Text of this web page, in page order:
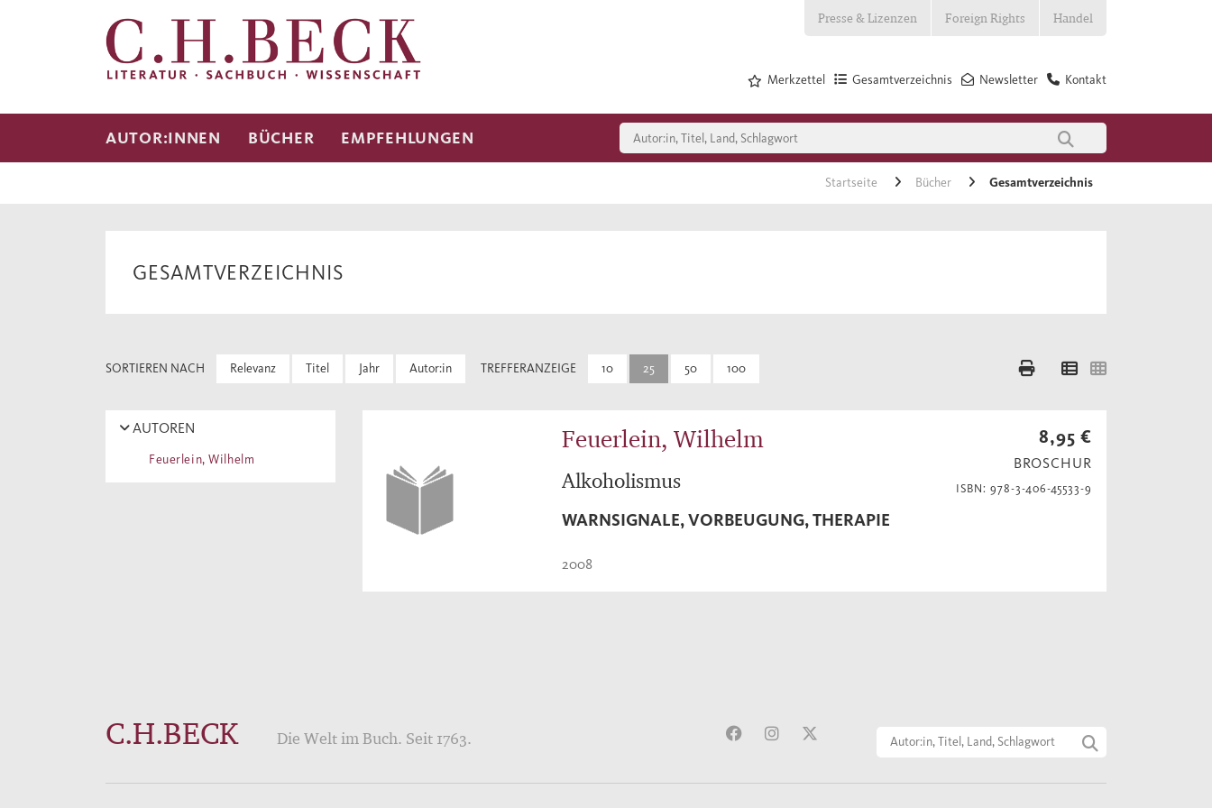
Presse & Lizenzen Foreign Rights Handel
Kontakt
Newsletter
Gesamtverzeichnis
Merkzettel
AUTOR:INNEN BÜCHER EMPFEHLUNGEN
Startseite Bücher Gesamtverzeichnis
GESAMTVERZEICHNIS
SORTIEREN NACH Relevanz Titel Jahr Autor:in TREFFERANZEIGE 10 25 50 100
AUTOREN
Feuerlein, Wilhelm
Feuerlein, Wilhelm
Alkoholismus
WARNSIGNALE, VORBEUGUNG, THERAPIE
2008
8,95 €
BROSCHUR
ISBN: 978-3-406-45533-9
C.H.BECK Die Welt im Buch. Seit 1763.